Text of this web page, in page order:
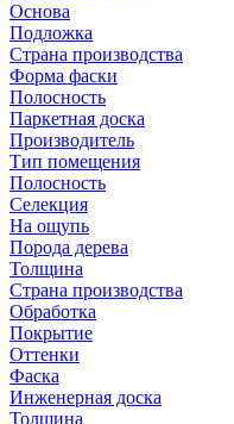
Основа
Подложка
Страна производства
Форма фаски
Полосность
Паркетная доска
Производитель
Тип помещения
Полосность
Селекция
На ощупь
Порода дерева
Толщина
Страна производства
Обработка
Покрытие
Оттенки
Фаска
Инженерная доска
Толщина